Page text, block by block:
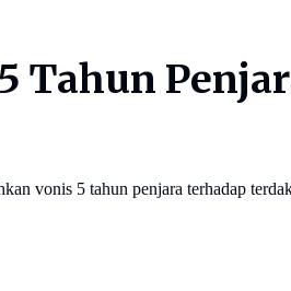
Tahun
vonis 5 tahun penjara terhadap